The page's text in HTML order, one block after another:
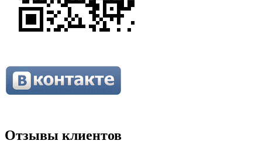
Отзывы клиентов